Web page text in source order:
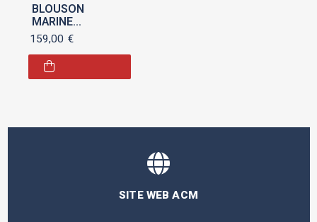
BLOUSON
MARINE
"MONACO GRAND
PRIX 2026" POUR
HOMME
159,00 €
SITE WEB ACM